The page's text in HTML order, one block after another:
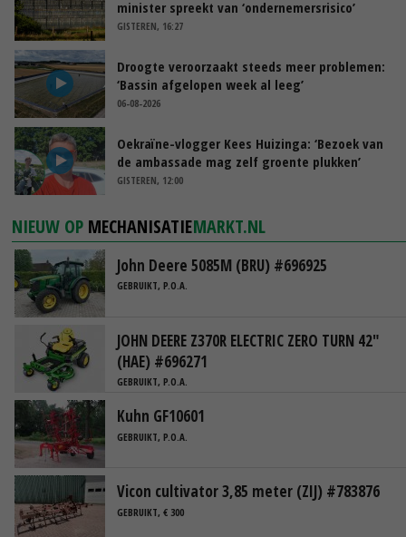
minister spreekt van ‘ondernemersrisico’
GISTEREN, 16:27
Droogte veroorzaakt steeds meer problemen:
‘Bassin afgelopen week al leeg’
06-08-2026
Oekraïne-vlogger Kees Huizinga: ‘Bezoek van
de ambassade mag zelf groente plukken’
GISTEREN, 12:00
NIEUW OP MECHANISATIEMARKT.NL
John Deere 5085M (BRU) #696925
GEBRUIKT, P.O.A.
JOHN DEERE Z370R ELECTRIC ZERO TURN 42"
(HAE) #696271
GEBRUIKT, P.O.A.
Kuhn GF10601
GEBRUIKT, P.O.A.
Vicon cultivator 3,85 meter (ZIJ) #783876
GEBRUIKT, € 300